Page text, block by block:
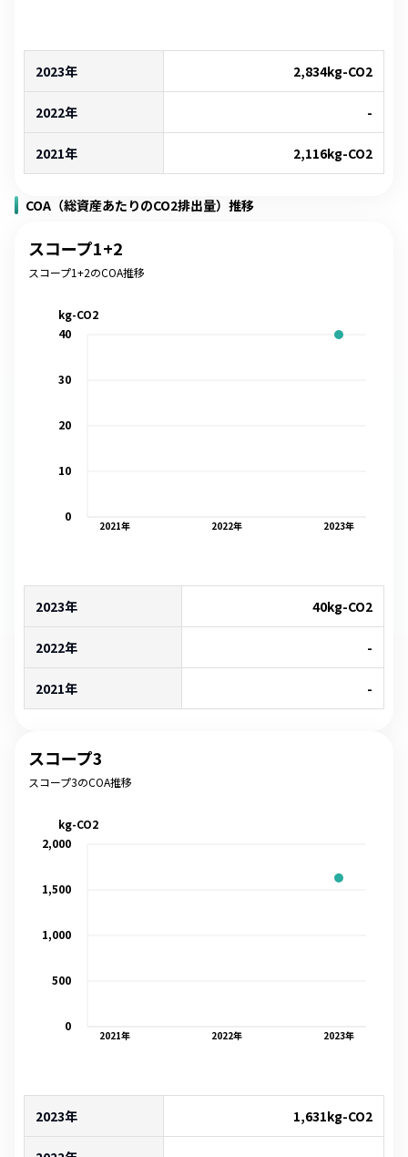
2023年 2,834kg-CO2
2022年 -
2021年 2,116kg-CO2
COA（総資産あたりのCO2排出量）推移
スコープ1+2
スコープ1+2のCOA推移
2021年 2022年 2023年
0
10
20
30
40
kg-CO2
2023年 40kg-CO2
2022年 -
2021年 -
スコープ3
スコープ3のCOA推移
2021年 2022年 2023年
0
500
1,000
1,500
2,000
kg-CO2
2023年 1,631kg-CO2